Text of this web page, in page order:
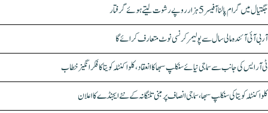
جگتیال میں گرام پالنا آفیسر 5 ہزار روپے رشوت لیتے ہوئے گرفتار
آر بی آئی آئندہ مالی سال سے پولیمر کرنسی نوٹ متعارف کرائے گا
ٹی آر ایس کی جانب سے سماجی نیائے سنکلپ سبھا کا انعقاد، کلواکنٹلہ کویتا کا فکر انگیز خطاب
کلواکنٹلہ کویتا کی سنکلپ سبھا، سماجی انصاف پر مبنی تلنگانہ کے نئے ایجنڈے کا اعلان